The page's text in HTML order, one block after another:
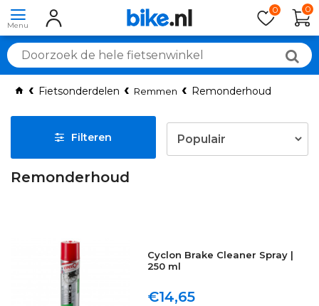
0 0
Fietsonderdelen Remmen Remonderhoud
Filteren
Remonderhoud
Cyclon Brake Cleaner Spray |
250 ml
€14,65